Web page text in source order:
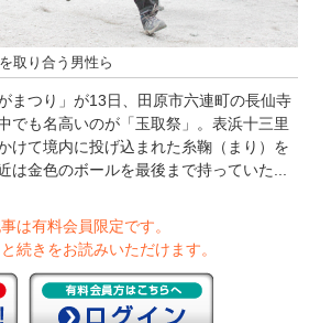
取り合う男性ら
まつり」が13日、田原市六連町の長仙寺
も名高いのが「玉取祭」。表浜十三里
けて境内に投げ込まれた糸鞠（まり）を
は金色のボールを最後まで持っていた...
は有料会員限定です。
続きをお読みいただけます。